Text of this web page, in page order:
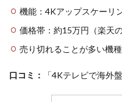
機能：4Kアップスケーリ
価格帯：約15万円（楽天
売り切れることが多い機種
口コミ： 「4Kテレビで海外